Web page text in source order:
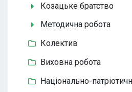
Козацьке братство
Методична робота
Колектив
Виховна робота
Національно-